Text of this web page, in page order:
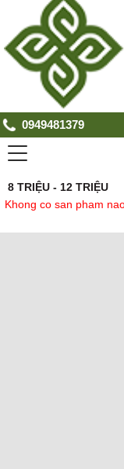
0949481379
8 TRIỆU - 12 TRIỆU
Khong co san pham